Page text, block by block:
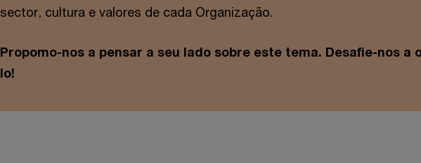
sector, cultura e valores de cada Organização.
Propomo-nos a pensar a seu lado sobre este tema. Desafie-nos a
lo!